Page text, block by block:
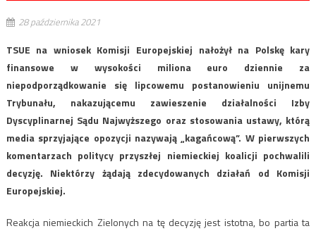
28 października 2021
TSUE na wniosek Komisji Europejskiej nałożył na Polskę kary
finansowe w wysokości miliona euro dziennie za
niepodporządkowanie się lipcowemu postanowieniu unijnemu
Trybunału, nakazującemu zawieszenie działalności Izby
Dyscyplinarnej Sądu Najwyższego oraz stosowania ustawy, którą
media sprzyjające opozycji nazywają „kagańcową”. W pierwszych
komentarzach politycy przyszłej niemieckiej koalicji pochwalili
decyzję. Niektórzy żądają zdecydowanych działań od Komisji
Europejskiej.
Reakcja niemieckich Zielonych na tę decyzję jest istotna, bo partia ta